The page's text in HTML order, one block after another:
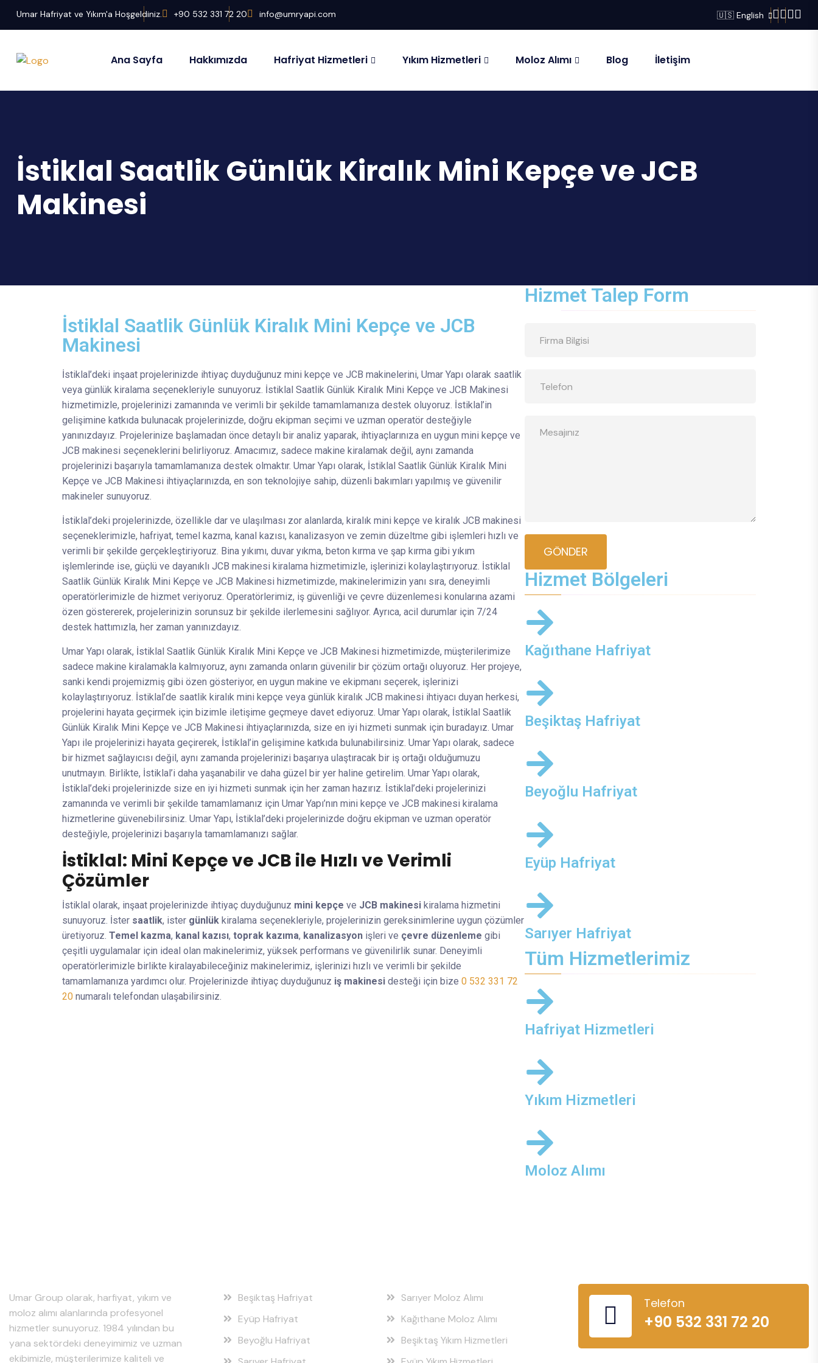
Umar Hafriyat ve Yıkım'a Hoşgeldiniz. +90 532 331 72 20 info@umryapi.com 🇺🇸 English
Ana Sayfa Hakkımızda Hafriyat Hizmetleri Yıkım Hizmetleri Moloz Alımı Blog İletişim
İstiklal Saatlik Günlük Kiralık Mini Kepçe ve JCB
Makinesi
İstiklal Saatlik Günlük Kiralık Mini Kepçe ve JCB
Makinesi
İstiklal’deki inşaat projelerinizde ihtiyaç duyduğunuz mini kepçe ve JCB makinelerini, Umar Yapı olarak saatlik
veya günlük kiralama seçenekleriyle sunuyoruz. İstiklal Saatlik Günlük Kiralık Mini Kepçe ve JCB Makinesi
hizmetimizle, projelerinizi zamanında ve verimli bir şekilde tamamlamanıza destek oluyoruz. İstiklal’in
gelişimine katkıda bulunacak projelerinizde, doğru ekipman seçimi ve uzman operatör desteğiyle
yanınızdayız. Projelerinize başlamadan önce detaylı bir analiz yaparak, ihtiyaçlarınıza en uygun mini kepçe ve
JCB makinesi seçeneklerini belirliyoruz. Amacımız, sadece makine kiralamak değil, aynı zamanda
projelerinizi başarıyla tamamlamanıza destek olmaktır. Umar Yapı olarak, İstiklal Saatlik Günlük Kiralık Mini
Kepçe ve JCB Makinesi ihtiyaçlarınızda, en son teknolojiye sahip, düzenli bakımları yapılmış ve güvenilir
makineler sunuyoruz.
İstiklal’deki projelerinizde, özellikle dar ve ulaşılması zor alanlarda, kiralık mini kepçe ve kiralık JCB makinesi
seçeneklerimizle, hafriyat, temel kazma, kanal kazısı, kanalizasyon ve zemin düzeltme gibi işlemleri hızlı ve
verimli bir şekilde gerçekleştiriyoruz. Bina yıkımı, duvar yıkma, beton kırma ve şap kırma gibi yıkım
işlemlerinde ise, güçlü ve dayanıklı JCB makinesi kiralama hizmetimizle, işlerinizi kolaylaştırıyoruz. İstiklal
Saatlik Günlük Kiralık Mini Kepçe ve JCB Makinesi hizmetimizde, makinelerimizin yanı sıra, deneyimli
operatörlerimizle de hizmet veriyoruz. Operatörlerimiz, iş güvenliği ve çevre düzenlemesi konularına azami
özen göstererek, projelerinizin sorunsuz bir şekilde ilerlemesini sağlıyor. Ayrıca, acil durumlar için 7/24
destek hattımızla, her zaman yanınızdayız.
Umar Yapı olarak, İstiklal Saatlik Günlük Kiralık Mini Kepçe ve JCB Makinesi hizmetimizde, müşterilerimize
sadece makine kiralamakla kalmıyoruz, aynı zamanda onların güvenilir bir çözüm ortağı oluyoruz. Her projeye,
sanki kendi projemizmiş gibi özen gösteriyor, en uygun makine ve ekipmanı seçerek, işlerinizi
kolaylaştırıyoruz. İstiklal’de saatlik kiralık mini kepçe veya günlük kiralık JCB makinesi ihtiyacı duyan herkesi,
projelerini hayata geçirmek için bizimle iletişime geçmeye davet ediyoruz. Umar Yapı olarak, İstiklal Saatlik
Günlük Kiralık Mini Kepçe ve JCB Makinesi ihtiyaçlarınızda, size en iyi hizmeti sunmak için buradayız. Umar
Yapı ile projelerinizi hayata geçirerek, İstiklal’in gelişimine katkıda bulunabilirsiniz. Umar Yapı olarak, sadece
bir hizmet sağlayıcısı değil, aynı zamanda projelerinizi başarıya ulaştıracak bir iş ortağı olduğumuzu
unutmayın. Birlikte, İstiklal’i daha yaşanabilir ve daha güzel bir yer haline getirelim. Umar Yapı olarak,
İstiklal’deki projelerinizde size en iyi hizmeti sunmak için her zaman hazırız. İstiklal’deki projelerinizi
zamanında ve verimli bir şekilde tamamlamanız için Umar Yapı’nın mini kepçe ve JCB makinesi kiralama
hizmetlerine güvenebilirsiniz. Umar Yapı, İstiklal’deki projelerinizde doğru ekipman ve uzman operatör
desteğiyle, projelerinizi başarıyla tamamlamanızı sağlar.
İstiklal: Mini Kepçe ve JCB ile Hızlı ve Verimli
Çözümler
İstiklal olarak, inşaat projelerinizde ihtiyaç duyduğunuz mini kepçe ve JCB makinesi kiralama hizmetini
sunuyoruz. İster saatlik, ister günlük kiralama seçenekleriyle, projelerinizin gereksinimlerine uygun çözümler
üretiyoruz. Temel kazma, kanal kazısı, toprak kazıma, kanalizasyon işleri ve çevre düzenleme gibi
çeşitli uygulamalar için ideal olan makinelerimiz, yüksek performans ve güvenilirlik sunar. Deneyimli
operatörlerimizle birlikte kiralayabileceğiniz makinelerimiz, işlerinizi hızlı ve verimli bir şekilde
tamamlamanıza yardımcı olur. Projelerinizde ihtiyaç duyduğunuz iş makinesi desteği için bize 0 532 331 72
20 numaralı telefondan ulaşabilirsiniz.
Hizmet Talep Form
GÖNDER
Hizmet Bölgeleri
Kağıthane Hafriyat
Beşiktaş Hafriyat
Beyoğlu Hafriyat
Eyüp Hafriyat
Sarıyer Hafriyat
Tüm Hizmetlerimiz
Hafriyat Hizmetleri
Yıkım Hizmetleri
Moloz Alımı
Umar Group olarak, harfiyat, yıkım ve
moloz alımı alanlarında profesyonel
hizmetler sunuyoruz. 1984 yılından bu
yana sektördeki deneyimimiz ve uzman
ekibimizle, müşterilerimize kaliteli ve
Beşiktaş Hafriyat
Eyüp Hafriyat
Beyoğlu Hafriyat
Sarıyer Moloz Alımı
Kağıthane Moloz Alımı
Beşiktaş Yıkım Hizmetleri
Telefon
+90 532 331 72 20